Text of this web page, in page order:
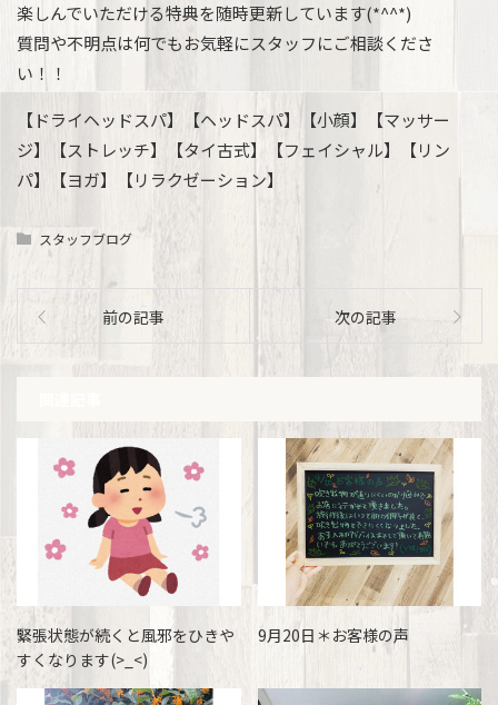
楽しんでいただける特典を随時更新しています(*^^*)
質問や不明点は何でもお気軽にスタッフにご相談くださ
い！！
【ドライヘッドスパ】【ヘッドスパ】【小顔】【マッサー
ジ】【ストレッチ】【タイ古式】【フェイシャル】【リン
パ】【ヨガ】【リラクゼーション】
スタッフブログ
前の記事 次の記事
緊張状態が続くと風邪をひきや
すくなります(>_<)
9月20日＊お客様の声